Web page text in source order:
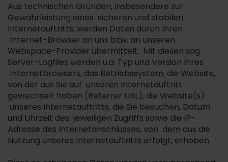
Aus technischen Gründen, insbesondere zur
Gewährleistung eines sicheren und stabilen
Internetauftritts, werden Daten durch Ihren
Internet-Browser an uns bzw. an unseren
Webspace-Provider übermittelt. Mit diesen sog.
Server-Logfiles werden u.a. Typ und Version Ihres
Internetbrowsers, das Betriebssystem, die Website,
von der aus Sie auf unseren Internetauftritt
gewechselt haben (Referrer URL), die Website(s)
unseres Internetauftritts, die Sie besuchen, Datum
und Uhrzeit des jeweiligen Zugriffs sowie die IP-
Adresse des Internetanschlusses, von dem aus die
Nutzung unseres Internetauftritts erfolgt, erhoben.